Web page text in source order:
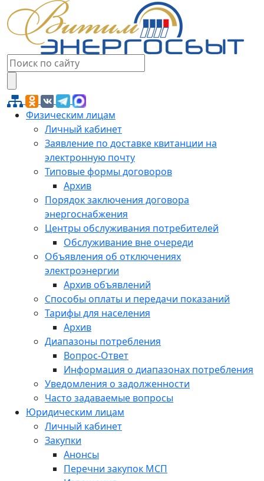
Физическим лицам
Личный кабинет
Заявление по доставке квитанции на
электронную почту
Типовые формы договоров
Архив
Порядок заключения договора
энергоснабжения
Центры обслуживания потребителей
Обслуживание вне очереди
Объявления об отключениях
электроэнергии
Архив объявлений
Способы оплаты и передачи показаний
Тарифы для населения
Архив
Диапазоны потребления
Вопрос-Ответ
Информация о диапазонах потребления
Уведомления о задолженности
Часто задаваемые вопросы
Юридическим лицам
Личный кабинет
Закупки
Анонсы
Перечни закупок МСП